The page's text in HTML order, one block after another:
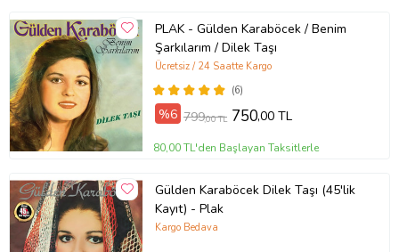
PLAK - Gülden Karaböcek / Benim
Şarkılarım / Dilek Taşı
(6)
Ücretsiz / 24 Saatte Kargo
%6 799,00 TL 750,00 TL
80,00 TL'den Başlayan Taksitlerle
Gülden Karaböcek Dilek Taşı (45'lik
Kayıt) - Plak
Kargo Bedava